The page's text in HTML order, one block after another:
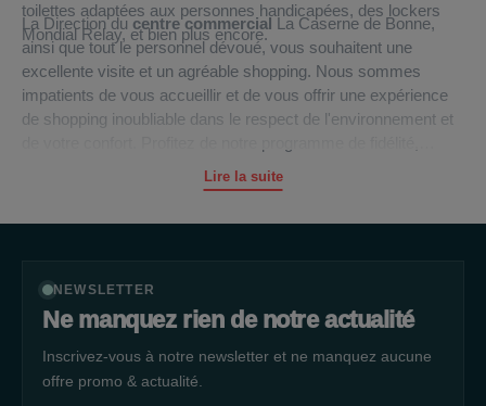
toilettes adaptées aux personnes handicapées, des lockers
Mondial Relay, et bien plus encore.
La Direction du centre commercial La Caserne de Bonne,
ainsi que tout le personnel dévoué, vous souhaitent une
excellente visite et un agréable shopping. Nous sommes
impatients de vous accueillir et de vous offrir une expérience
de shopping inoubliable dans le respect de l'environnement et
explorez nos boutiques variées et dégustez de délicieux repas
tout en faisant vos achats. Nous espérons vous voir bientôt à
Lire la suite
NEWSLETTER
Ne manquez rien de notre actualité
Inscrivez-vous à notre newsletter et ne manquez aucune
offre promo & actualité.